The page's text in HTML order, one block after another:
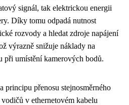
signál, tak elektrickou energii
Díky tomu odpadá nutnost
rozvody a hledat zdroje napájení
výrazně snižuje náklady na
při umístění kamerových bodů.
principu přenosu stejnosměrného
v ethernetovém kabelu